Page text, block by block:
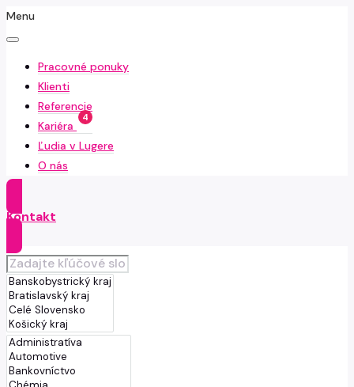
Menu
Pracovné ponuky
Klienti
Referencie
Kariéra
4
Ľudia v Lugere
O nás
Kontakt